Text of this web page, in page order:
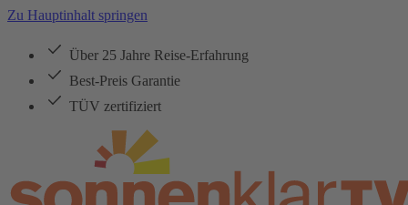
Zu Hauptinhalt springen
Über 25 Jahre Reise-Erfahrung
Best-Preis Garantie
TÜV zertifiziert